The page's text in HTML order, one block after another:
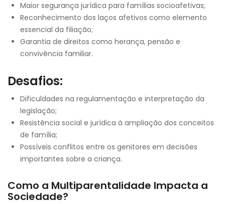
Maior segurança jurídica para famílias socioafetivas;
Reconhecimento dos laços afetivos como elemento
essencial da filiação;
Garantia de direitos como herança, pensão e
convivência familiar.
Desafios:
Dificuldades na regulamentação e interpretação da
legislação;
Resistência social e jurídica à ampliação dos conceitos
de família;
Possíveis conflitos entre os genitores em decisões
importantes sobre a criança.
Como a Multiparentalidade Impacta a
Sociedade?